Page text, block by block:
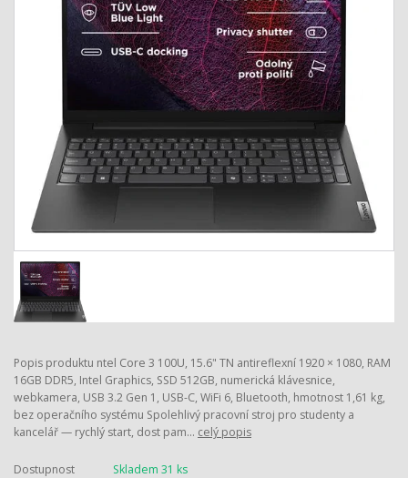
Popis produktu ntel Core 3 100U, 15.6" TN antireflexní 1920 × 1080, RAM
16GB DDR5, Intel Graphics, SSD 512GB, numerická klávesnice,
webkamera, USB 3.2 Gen 1, USB-C, WiFi 6, Bluetooth, hmotnost 1,61 kg,
bez operačního systému Spolehlivý pracovní stroj pro studenty a
kancelář — rychlý start, dost pam... celý popis
Dostupnost Skladem 31 ks